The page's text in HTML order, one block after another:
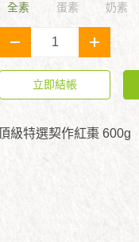
全素 蛋素 奶素
- +
立即結帳